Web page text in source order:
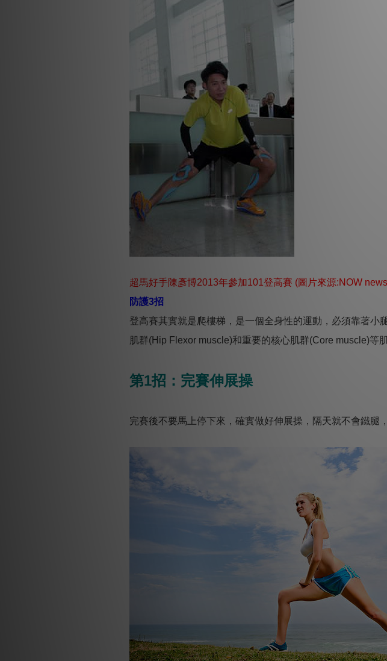
超馬好手陳彥博2013年參加101登高賽 (圖片來源:NOW
防護3招
登高賽其實就是爬樓梯，是一個全身性的運動，必須靠著
肌群(Hip Flexor muscle)和重要的核心肌群(Core muscle)等
第1招：完賽伸展操
完賽後不要馬上停下來，確實做好伸展操，隔天就不會鐵腿